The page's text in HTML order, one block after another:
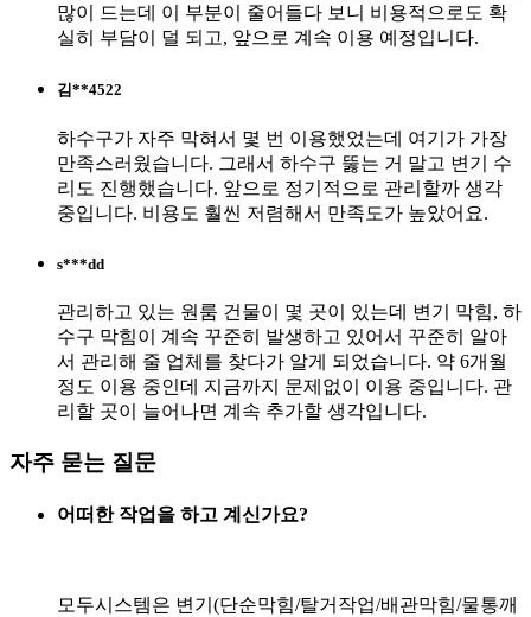
많이 드는데 이 부분이 줄어들다 보니 비용적으로도 확
실히 부담이 덜 되고, 앞으로 계속 이용 예정입니다.
김**4522
하수구가 자주 막혀서 몇 번 이용했었는데 여기가 가장
만족스러웠습니다. 그래서 하수구 뚫는 거 말고 변기 수
리도 진행했습니다. 앞으로 정기적으로 관리할까 생각
중입니다. 비용도 훨씬 저렴해서 만족도가 높았어요.
s***dd
관리하고 있는 원룸 건물이 몇 곳이 있는데 변기 막힘, 하
수구 막힘이 계속 꾸준히 발생하고 있어서 꾸준히 알아
서 관리해 줄 업체를 찾다가 알게 되었습니다. 약 6개월
정도 이용 중인데 지금까지 문제없이 이용 중입니다. 관
리할 곳이 늘어나면 계속 추가할 생각입니다.
자주 묻는 질문
어떠한 작업을 하고 계신가요?
모두시스템은 변기(단순막힘/탈거작업/배관막힘/물통깨